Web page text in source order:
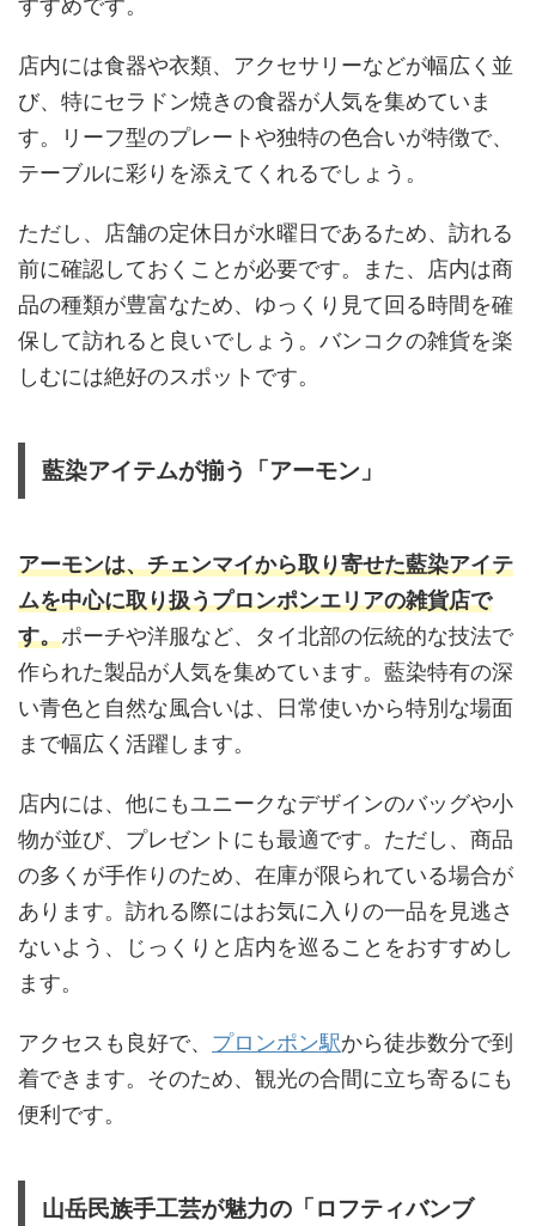
店内には食器や衣類、アクセサリーなどが幅広く並
び、特にセラドン焼きの食器が人気を集めていま
す。リーフ型のプレートや独特の色合いが特徴で、
テーブルに彩りを添えてくれるでしょう。
ただし、店舗の定休日が水曜日であるため、訪れる
前に確認しておくことが必要です。また、店内は商
品の種類が豊富なため、ゆっくり見て回る時間を確
保して訪れると良いでしょう。バンコクの雑貨を楽
しむには絶好のスポットです。
藍染アイテムが揃う「アーモン」
アーモンは、チェンマイから取り寄せた藍染アイテ
ムを中心に取り扱うプロンポンエリアの雑貨店で
す。ポーチや洋服など、タイ北部の伝統的な技法で
作られた製品が人気を集めています。藍染特有の深
い青色と自然な風合いは、日常使いから特別な場面
まで幅広く活躍します。
店内には、他にもユニークなデザインのバッグや小
物が並び、プレゼントにも最適です。ただし、商品
の多くが手作りのため、在庫が限られている場合が
あります。訪れる際にはお気に入りの一品を見逃さ
ないよう、じっくりと店内を巡ることをおすすめし
ます。
アクセスも良好で、 プロンポン駅から徒歩数分で到
着できます。そのため、観光の合間に立ち寄るにも
便利です。
山岳民族手工芸が魅力の「ロフティバンブ